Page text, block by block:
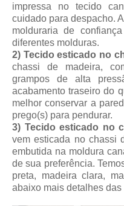
impressa no tecido
cuidado para despacho.
molduraria de
diferentes molduras.
2) Tecido esticado no
chassi de madeira,
grampos de alta
acabamento traseiro do
melhor conservar a
prego(s) para pendurar.
3) Tecido esticado no
vem esticada no chassi
embutida na moldura
de sua preferência.
preta, madeira clara,
abaixo mais detalhes das